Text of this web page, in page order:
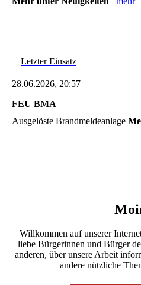
Letzter Einsatz
28.06.2026, 20:57
FEU BMA
Ausgelöste Brandmeldeanlage
Willkommen auf unserer
liebe Bürgerinnen und Bürger
anderen, über unsere Arbeit
andere nützliche